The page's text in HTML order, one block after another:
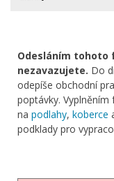
Odesláním tohoto
nezavazujete. Do
odepíše obchodní
poptávky.
na podlahy, koberce
podklady pro